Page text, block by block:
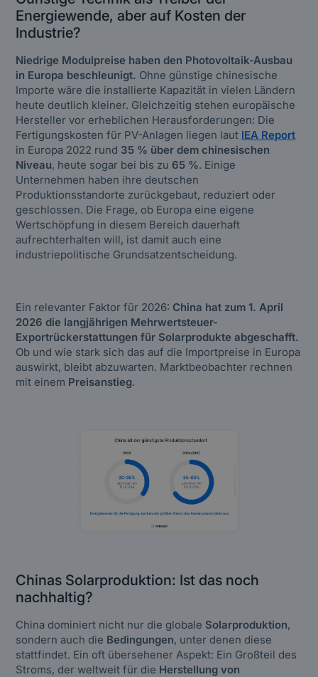
Energiewende, aber auf Kosten der
Industrie?
Niedrige Modulpreise haben den Photovoltaik-Ausbau
in Europa beschleunigt. Ohne günstige chinesische
Importe wäre die installierte Kapazität in vielen Ländern
heute deutlich kleiner. Gleichzeitig stehen europäische
Hersteller vor erheblichen Herausforderungen: Die
Fertigungskosten für PV-Anlagen liegen laut IEA Report
in Europa 2022 rund 35 % über dem chinesischen
Niveau, heute sogar bei bis zu 65 %. Einige
Unternehmen haben ihre deutschen
Produktionsstandorte zurückgebaut, reduziert oder
geschlossen. Die Frage, ob Europa eine eigene
Wertschöpfung in diesem Bereich dauerhaft
aufrechterhalten will, ist damit auch eine
industriepolitische Grundsatzentscheidung.
Ein relevanter Faktor für 2026: China hat zum 1. April
2026 die langjährigen Mehrwertsteuer-
Exportrückerstattungen für Solarprodukte abgeschafft.
Ob und wie stark sich das auf die Importpreise in Europa
auswirkt, bleibt abzuwarten. Marktbeobachter rechnen
mit einem Preisanstieg.
Chinas Solarproduktion: Ist das noch
nachhaltig?
China dominiert nicht nur die globale Solarproduktion,
sondern auch die Bedingungen, unter denen diese
stattfindet. Ein oft übersehener Aspekt: Ein Großteil des
Stroms, der weltweit für die Herstellung von